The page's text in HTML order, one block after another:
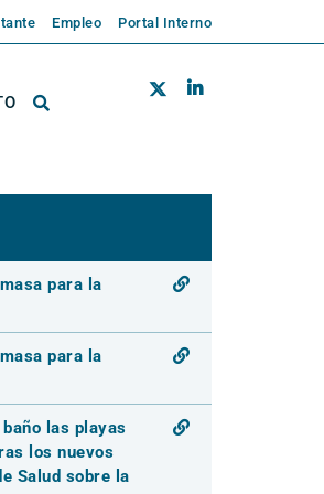
Empleo Portal Interno
para la
para la
las playas
los nuevos
Salud sobre la